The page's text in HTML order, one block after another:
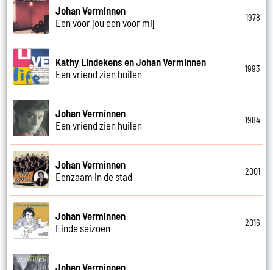
Johan Verminnen
Een voor jou een voor mij
1978
Kathy Lindekens en Johan Verminnen
Een vriend zien huilen
1993
Johan Verminnen
Een vriend zien huilen
1984
Johan Verminnen
Eenzaam in de stad
2001
Johan Verminnen
Einde seizoen
2016
Johan Verminnen